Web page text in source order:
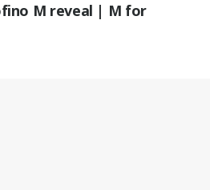
M reveal | M for